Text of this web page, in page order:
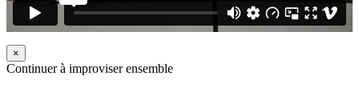
×
Continuer à improviser ensemble